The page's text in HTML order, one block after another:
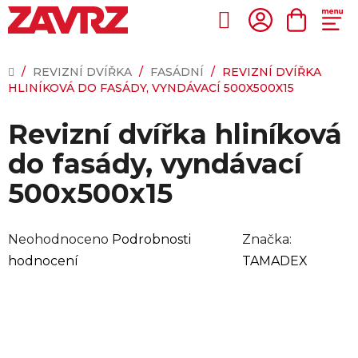
Přejít
na
Hledat
KOŠÍK
DOMŮ
/ REVIZNÍ DVÍŘKA / FASÁDNÍ / REVIZNÍ DVÍŘKA
HLINÍKOVÁ DO FASÁDY, VYNDÁVACÍ 500X500X15
Revizní dvířka hliníková
do fasády, vyndávací
500x500x15
Průměrné
hodnocení
Neohodnoceno Podrobnosti
hodnocení
Značka:
TAMADEX